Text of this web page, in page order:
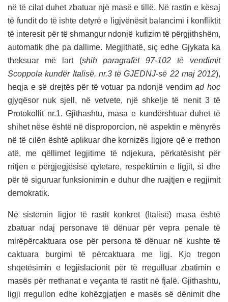
në të cilat duhet zbatuar një masë e tillë. Në rastin e kësaj
të fundit do të ishte detyrë e ligjvënësit balancimi i konfliktit
të interesit për të shmangur ndonjë kufizim të përgjithshëm,
automatik dhe pa dallime. Megjithatë, siç edhe Gjykata ka
theksuar më lart (shih paragrafët 97-102 të vendimit
Scoppola kundër Italisë, nr.3 të GJEDNJ-së 22 maj 2012),
heqja e së drejtës për të votuar pa ndonjë vendimad hoc
gjyqësor nuk sjell, në vetvete, një shkelje të nenit 3 të
Protokollit nr.1. Gjithashtu, masa e kundërshtuar duhet të
shihet nëse është në disproporcion, në aspektin e mënyrës
në të cilën është aplikuar dhe kornizës ligjore që e rrethon
atë, me qëllimet legjitime të ndjekura, përkatësisht për
rritjen e përgjegjësisë qytetare, respektimin e ligjit, si dhe
për të siguruar funksionimin e duhur dhe ruajtjen e regjimit
demokratik.
Në sistemin ligjor të rastit konkret (Italisë) masa është
zbatuar ndaj personave të dënuar për vepra penale të
mirëpërcaktuara ose për persona të dënuar në kushte të
caktuara burgimi të përcaktuara me ligj. Kjo tregon
shqetësimin e legjislacionit për të rregulluar zbatimin e
masës për rrethanat e veçanta të rastit në fjalë. Gjithashtu,
ligji rregullon edhe kohëzgjatjen e masës së dënimit dhe